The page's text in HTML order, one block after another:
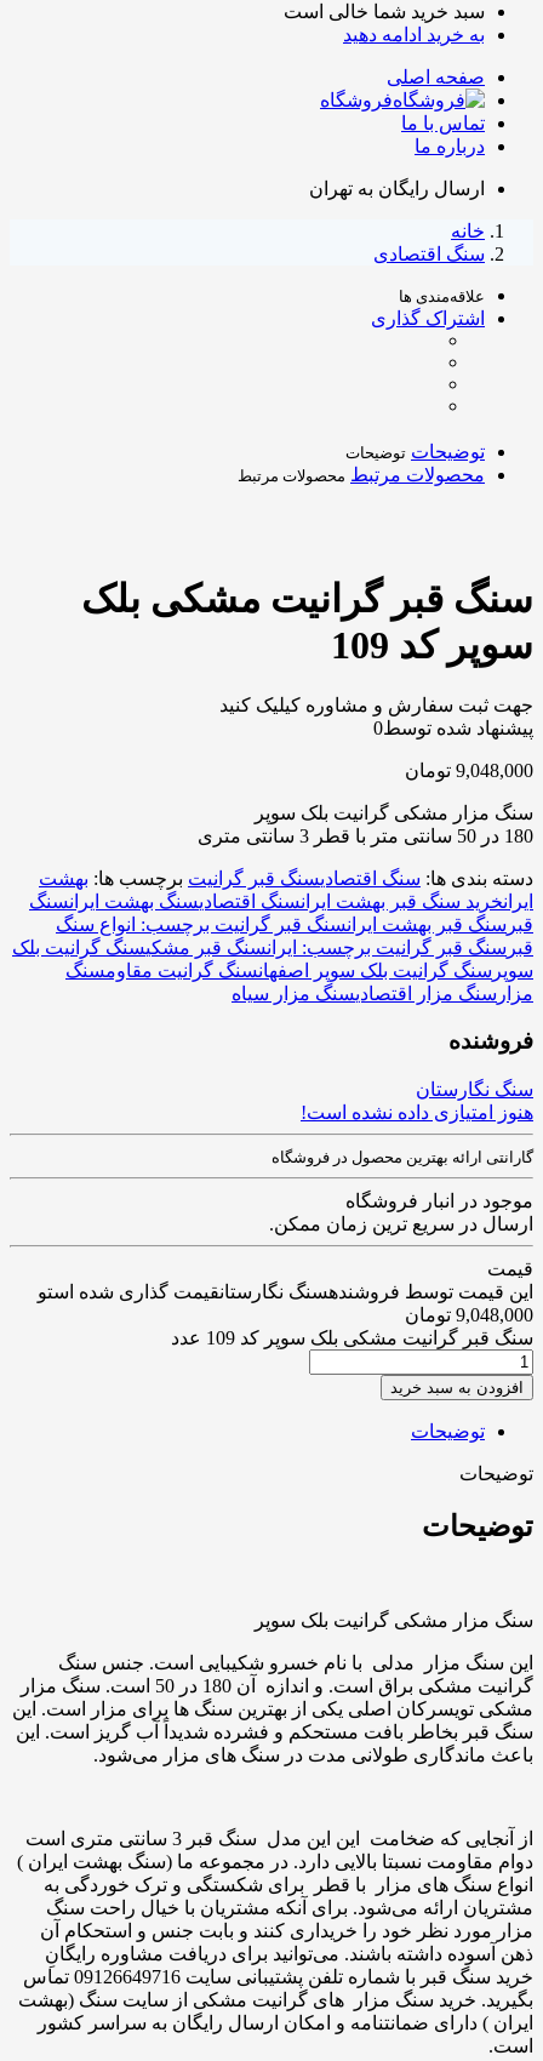
سبد خرید شما خالی است
به خرید ادامه دهید
صفحه اصلی
فروشگاه
تماس با ما
درباره ما
ارسال رایگان به تهران
خانه
سنگ اقتصادی
علاقه‌مندی ها
اشتراک گذاری
توضیحات توضیحات
محصولات مرتبط محصولات مرتبط
سنگ قبر گرانیت مشکی بلک
سوپر کد 109
جهت ثبت سفارش و مشاوره کیلیک کنید
پیشنهاد شده توسط0
9,048,000 تومان
سنگ مزار مشکی گرانیت بلک سوپر
180 در 50 سانتی متر با قطر 3 سانتی متری
دسته بندی ها: سنگ اقتصادیسنگ قبر گرانیت برچسب ها: بهشت
ایرانخرید سنگ قبر بهشت ایرانسنگ اقتصادیسنگ بهشت ایرانسنگ
قبر سنگ قبر بهشت ایرانسنگ قبر گرانیت برچسب: انواع سنگ
قبر سنگ قبر گرانیت برچسب: ایرانسنگ قبر مشکیسنگ گرانیت بلک
سوپر سنگ گرانیت بلک سوپر اصفهانسنگ گرانیت مقاومسنگ
مزار سنگ مزار اقتصادیسنگ مزار سیاه
فروشنده
سنگ نگارستان
هنوز امتیازی داده نشده است!
گارانتی ارائه بهترین محصول در فروشگاه
موجود در انبار فروشگاه
ارسال در سریع ترین زمان ممکن.
قیمت
این قیمت توسط فروشندهسنگ نگارستانقیمت گذاری شده استو
9,048,000 تومان
سنگ قبر گرانیت مشکی بلک سوپر کد 109 عدد
افزودن به سبد خرید
توضیحات
توضیحات
توضیحات
سنگ مزار مشکی گرانیت بلک سوپر
این سنگ مزار مدلی با نام خسرو شکیبایی است. جنس سنگ
گرانیت مشکی براق است. و اندازه آن 180 در 50 است. سنگ مزار
مشکی تویسرکان اصلی یکی از بهترین سنگ ها برای مزار است. این
سنگ قبر بخاطر بافت مستحکم و فشرده شدیداً آب گریز است. این
باعث ماندگاری طولانی مدت در سنگ های مزار می‌شود.
از آنجایی که ضخامت این این مدل سنگ قبر 3 سانتی متری است
دوام مقاومت نسبتا بالایی دارد. در مجموعه ما (سنگ بهشت ایران )
انواع سنگ های مزار با قطر برای شکستگی و ترک خوردگی به
مشتریان ارائه می‌شود. برای آنکه مشتریان با خیال راحت سنگ
مزار مورد نظر خود را خریداری کنند و بابت جنس و استحکام آن
ذهن آسوده داشته باشند. می‌توانید برای دریافت مشاوره رایگانِ
خرید سنگ قبر با شماره تلفن پشتیبانی سایت 09126649716 تماس
بگیرید. خرید سنگ مزار های گرانیت مشکی از سایت سنگ (بهشت
ایران ) دارای ضمانتنامه و امکان ارسال رایگان به سراسر کشور
است.